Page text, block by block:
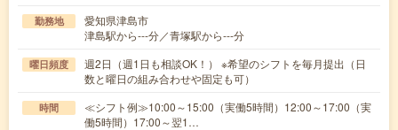
勤務地
愛知県津島市
津島駅から---分／青塚駅から---分
曜日頻度
週2日（週1日も相談OK！） ※希望のシフトを毎月提出（日
数と曜日の組み合わせや固定も可）
時間
≪シフト例≫10:00～15:00（実働5時間）12:00～17:00（実
働5時間）17:00～翌1…